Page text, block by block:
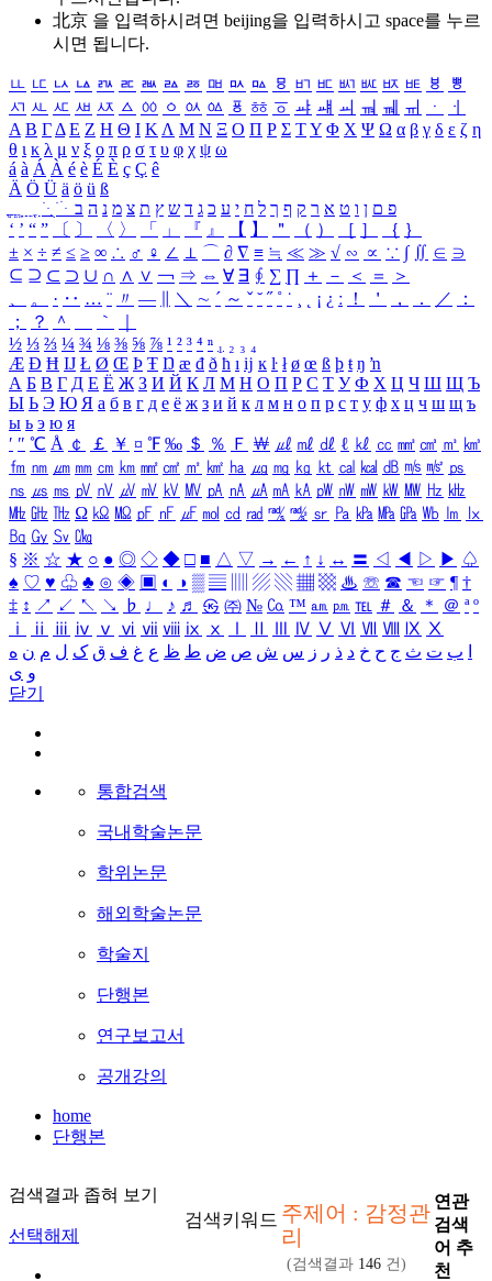
北京 을 입력하시려면 beijing을 입력하시고 space를 누르
시면 됩니다.
ㅥ ㅦ ㅧ ㅨ ㅩ ㅪ ㅫ ㅬ ㅭ ㅮ ㅯ ㅰ ㅱ ㅲ ㅳ ㅴ ㅵ ㅶ ㅷ ㅸ
ㅹ
ㅺ ㅻ ㅼ ㅽ ㅾ ㅿ ㆀ ㆁ ㆂ ㆃ ㆄ ㆅ ㆆ ㆇ ㆈ ㆉ ㆊ ㆋ ㆌ ㆍ
ㆎ
Α Β ΓΔ Ε Ζ Η Θ Ι ΚΛ Μ Ν Ξ Ο Π Ρ Σ ΤΥ Φ Χ Ψ Ω α β γ δ ε ζ η
θ ι κ λ μ ν ξ ο π ρ σ τ υ φ χ ψ ω
á à Á À é è É È ç Ç ê
Ä Ö Ü ä ö ü ß
ִֶֹ ֻּ ׁׂ פ ם ן ו ט א ר ק ף ך ל ח י ע כ ג ד ש ץ ת צ מ נ ה ב
‘ ’ “ ” 〔 〕 〈 〉 「 」 『 』 【 】 ＂ （ ） ［ ］ ｛ ｝
± × ÷ ≠ ≤ ≥ ∞ ∴ ♂ ♀ ∠ ⊥ ⌒ ∂ ∇ ≡ ≒ ≪ ≫ √ ∽ ∝ ∵ ∫ ∬ ∈ ∋
⊆ ⊇ ⊂ ⊃ ∪ ∩ ∧ ∨ ￢ ⇒ ⇔ ∀ ∃ ∮ ∑ ∏ ＋ － ＜ ＝
＞
、
。 · ‥ … ¨ 〃 ― ＼ ∼ ´ ～ ˇ ˘ ˝ ˚ ˙ ¸ ¡ ¿ ː ！ ＇ ， ． ／
：
；
？ ＾ ｀
½ ⅓ ⅔ ¼ ¾ ⅛ ⅜ ⅝ ⅞ ¹ ² ³ ⁴ ⁿ ₁ ₂ ₃ ₄
Æ Ð Ħ Ĳ Ł Ø Œ Þ Ŧ Ŋ æ đ ð ħ ı ĳ ĸ ŀ ł ø œ ß þ ŧ ŋ ŉ
А Б В Г Д Е Ё Ж З И Й К Л М Н О П Р С Т У Ф Х Ц Ч Ш Щ Ъ
Ы Ь Э Ю Я а б в г д е ё ж з и й к л м н о п р с т у ф х ц ч ш щ ъ
ы ь э ю я
′ ″ ℃ Å ￠ ￡ ￥ ¤ ℉ ‰ ＄ ％ Ｆ ￦ ㎕ ㎖ ㎗ ℓ ㎘ ㏄ ㎣ ㎤ ㎥ ㎦
㎙ ㎚ ㎛ ㎜ ㎝ ㎞ ㎟ ㎠ ㎡ ㎢ ㏊ ㎍ ㎎ ㎏ ㏏ ㎈ ㎉ ㏈ ㎧ ㎨ ㎰
㎱ ㎲ ㎳ ㎴ ㎵ ㎶ ㎷ ㎸ ㎹ ㎀ ㎁ ㎂ ㎃ ㎄ ㎺ ㎻ ㎽ ㎾ ㎿ ㎐ ㎑
㎒ ㎓ ㎔ Ω ㏀ ㏁ ㎊ ㎋ ㎌ ㏖ ㏅ ㎭ ㎮ ㎯ ㏛ ㎩ ㎪ ㎫ ㎬ ㏝ ㏐
㏓
㏃ ㏉ ㏜ ㏆
§ ※ ☆ ★ ○ ● ◎ ◇ ◆ □ ■ △ ▽ → ← ↑ ↓ ↔ 〓 ◁ ◀ ▷ ▶ ♤
♠ ♡ ♥ ♧ ♣ ⊙ ◈ ▣ ◐ ◑ ▒ ▤ ▨ ▧ ▦ ▩ ♨ ☏ ☎ ☜ ☞ ¶ †
‡ ↕ ↗ ↙ ↖ ↘ ♭ ♩ ♪ ♬ ㉿ ㈜ № ㏇ ™ ㏂ ㏘ ℡ ＃ ＆ ＊ ＠ ª º
ⅰ
ⅱ ⅲ ⅳ ⅴ ⅵ ⅶ ⅷ ⅸ ⅹ Ⅳ Ⅴ Ⅵ Ⅶ Ⅷ Ⅸ Ⅹ
ب ت ث ج ح خ د ذ ر ز س ش ص ض ط ظ ع غ ف ق ک ل م ن ه
و ی
닫기
통합검색
국내학술논문
학위논문
해외학술논문
학술지
단행본
연구보고서
공개강의
home
단행본
검색결과 좁혀 보기
선택해제
검색키워드 주제어 : 감정관
리
(검색결과 146 건)
연관
검색
어 추
천